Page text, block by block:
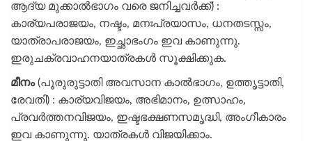
ആദ്യ മുക്കാൽഭാഗം വരെ ജനിച്ചവർക്ക്) :
കാര്യപരാജയം, നഷ്ടം, മനഃപ്രയാസം, ധനതടസ്സം,
യാത്രാപരാജയം, ഇച്ഛാഭംഗം ഇവ കാണുന്നു.
ഇരുചക്രവാഹനയാത്രകൾ സൂക്ഷിക്കുക.
മീനം(പൂരുരുട്ടാതി അവസാന കാൽഭാഗം, ഉത്തൃട്ടാതി,
രേവതി) : കാര്യവിജയം, അഭിമാനം, ഉത്സാഹം,
പ്രവർത്തനവിജയം, ഇഷ്ടഭക്ഷണസമൃദ്ധി, അംഗീകാരം
ഇവ കാണുന്നു. യാത്രകൾ വിജയിക്കാം.